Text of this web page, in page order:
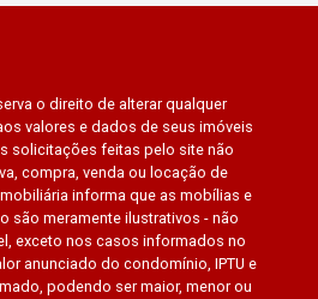
o direito de alterar qualquer
valores e dados de seus imóveis
solicitações feitas pelo site não
compra, venda ou locação de
informa que as mobílias e
são meramente ilustrativos - não
exceto nos casos informados no
anunciado do condomínio, IPTU e
podendo ser maior, menor ou